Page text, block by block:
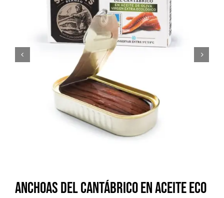
Anchoas del Cantábrico en aceite ECO